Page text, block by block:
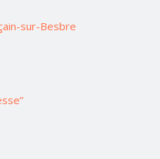
sur-Besbre